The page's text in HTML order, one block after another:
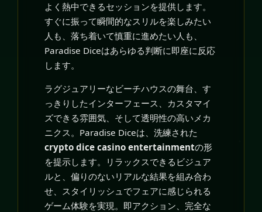
よく熱中できるセッションを提供します。
すぐに振って瞬間的なスリルを楽しみたい
人も、落ち着いて慎重に進めたい人も、
Paradise Diceはあらゆる判断に即座に反応
します。
ラグジュアリーなビーチハウスの舞台、す
っきりしたインターフェース、カスタマイ
ズできる雰囲気、そして透明性の高いメカ
ニクス。Paradise Diceは、洗練された
crypto dice casino entertainmentの形
を提示します。リラックスできるビジュア
ルと、偏りのないリアルな結果を組み合わ
せ、スタイリッシュでフェアに感じられる
ゲーム体験を実現。即アクション、完全な